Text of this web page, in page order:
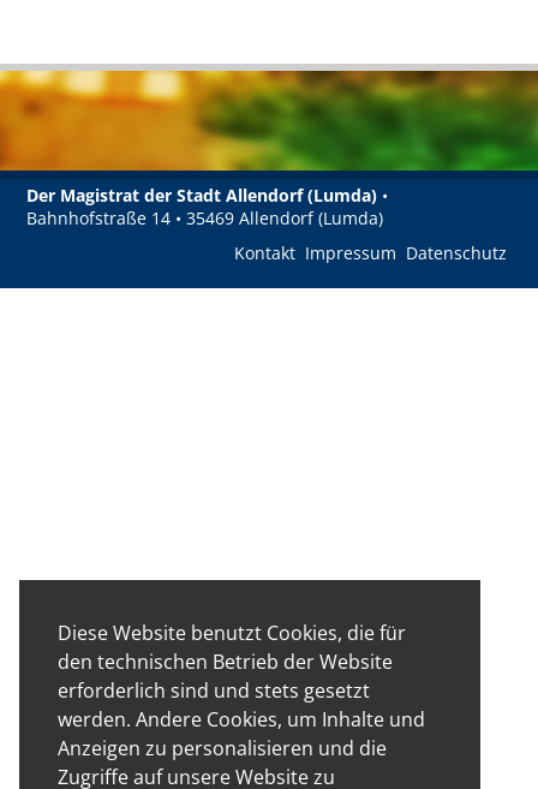
Diese Website benutzt Cookies, die für
den technischen Betrieb der Website
erforderlich sind und stets gesetzt
werden. Andere Cookies, um Inhalte und
Anzeigen zu personalisieren und die
Zugriffe auf unsere Website zu
Der Magistrat der Stadt Allendorf (Lumda) •
Bahnhofstraße 14 • 35469 Allendorf (Lumda)
Kontakt Impressum Datenschutz